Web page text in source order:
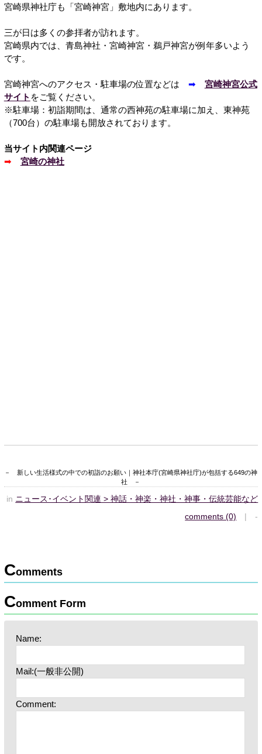
宮崎県神社庁も「宮崎神宮」敷地内にあります。
三が日は多くの参拝者が訪れます。
宮崎県内では、青島神社・宮崎神宮・鵜戸神宮が例年多いよう
です。
宮崎神宮へのアクセス・駐車場の位置などは ➡
宮崎神宮公式
サイト をご覧ください。
※駐車場：初詣期間は、通常の西神苑の駐車場に加え、東神苑
（700台）の駐車場も開放されております。
当サイト内関連ページ
➡
宮崎の神社
－ 新しい生活様式の中での初詣のお願い｜神社本庁(宮崎県神社庁)が包括する649の神
社 －
in ニュース･イベント関連 > 神話・神楽・神社・神事・伝統芸能など
comments (0) | -
Comments
Comment Form
Name:
Mail:(一般非公開)
Comment: